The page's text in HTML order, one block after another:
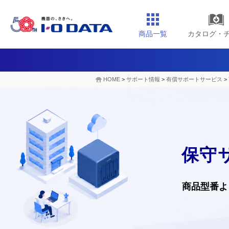
商品一覧 カタログ・
HOME > サポート情報 > 有償サポートサービス >
保守
商品型番